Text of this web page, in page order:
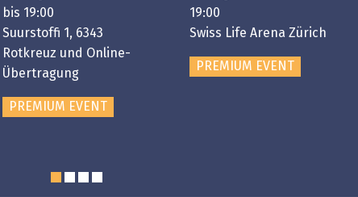
bis 19:00
Suurstoffi 1, 6343
Rotkreuz und Online-
Übertragung
PREMIUM EVENT
19:00
Swiss Life Arena Zürich
PREMIUM EVENT